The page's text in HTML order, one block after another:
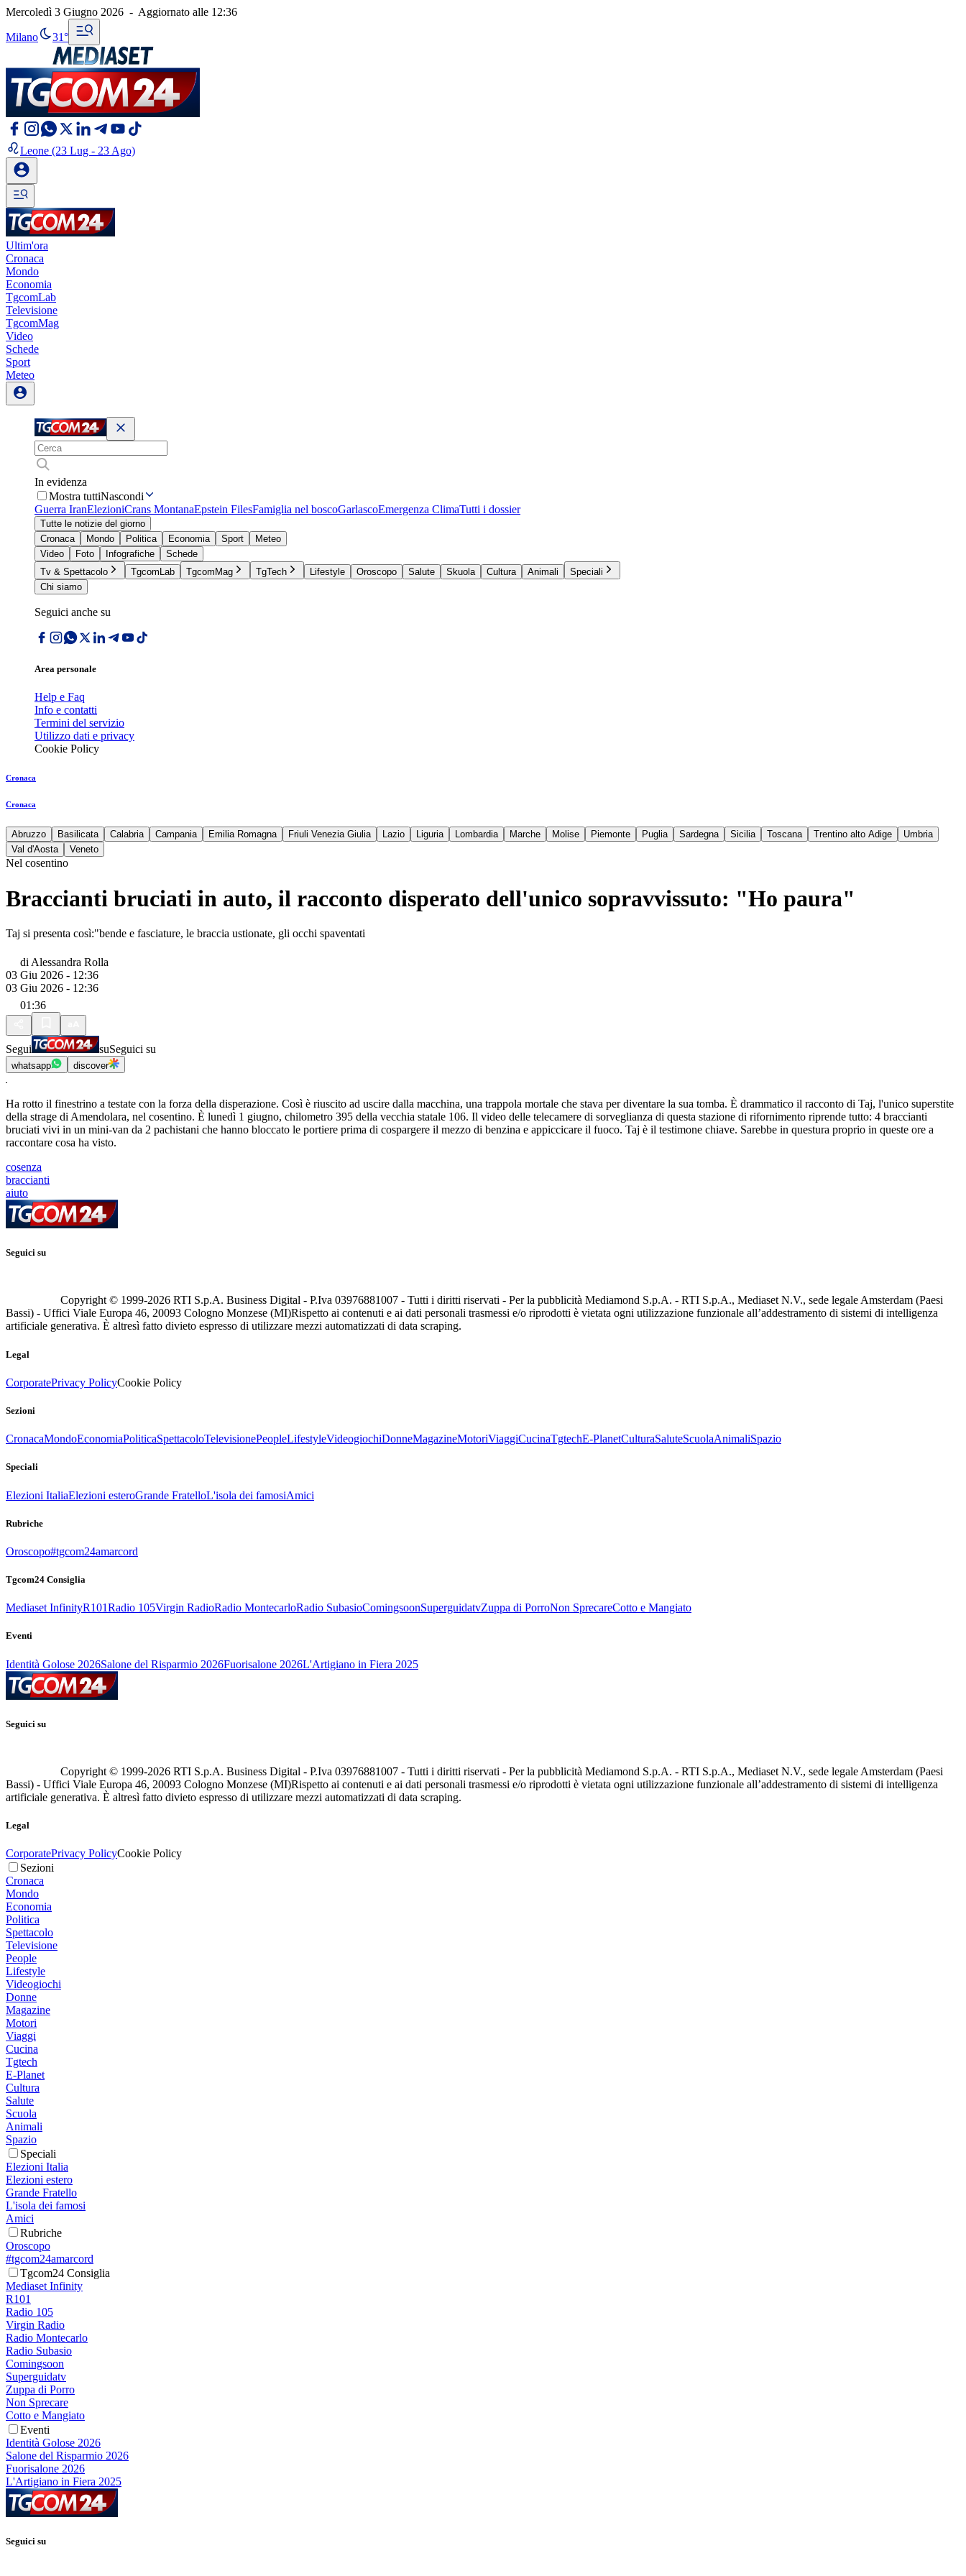
Mercoledì 3 Giugno 2026 - Aggiornato alle 12:36
Milano 31°
Leone (23 Lug - 23 Ago)
Ultim'ora
Cronaca
Mondo
Economia
TgcomLab
Televisione
TgcomMag
Video
Schede
Sport
Meteo
In evidenza
Mostra tuttiNascondi
Guerra IranElezioniCrans MontanaEpstein FilesFamiglia nel boscoGarlascoEmergenza ClimaTutti i dossier
Tutte le notizie del giorno
Cronaca
Mondo Politica Economia Sport
Meteo
Video
Foto Infografiche
Schede
Tv & Spettacolo
TgcomLab TgcomMag TgTech Lifestyle Oroscopo Salute Skuola Cultura Animali
Speciali
Chi siamo
Seguici anche su
Area personale
Help e Faq
Info e contatti
Termini del servizio
Utilizzo dati e privacy
Cookie Policy
Cronaca
Cronaca
Abruzzo Basilicata Calabria Campania Emilia Romagna Friuli Venezia Giulia Lazio Liguria Lombardia Marche Molise Piemonte Puglia Sardegna Sicilia Toscana Trentino alto Adige
Umbria
Val d'Aosta
Veneto
Nel cosentino
Braccianti bruciati in auto, il racconto disperato dell'unico sopravvissuto: "Ho paura"
Taj si presenta così:"bende e fasciature, le braccia ustionate, gli occhi spaventati
di Alessandra Rolla
03 Giu 2026 - 12:36
03 Giu 2026 - 12:36
01:36
Segui suSeguici su
whatsapp discover
Ha rotto il finestrino a testate con la forza della disperazione. Così è riuscito ad uscire dalla macchina, una trappola mortale che stava per diventare la sua tomba. È drammatico il racconto di Taj, l'unico superstite
della strage di Amendolara, nel cosentino. È lunedì 1 giugno, chilometro 395 della vecchia statale 106. Il video delle telecamere di sorveglianza di questa stazione di rifornimento riprende tutto: 4 braccianti
bruciati vivi in un mini-van da 2 pachistani che hanno bloccato le portiere prima di cospargere il mezzo di benzina e appiccicare il fuoco. Taj è il testimone chiave. Sarebbe in questura proprio in queste ore a
raccontare cosa ha visto.
cosenza
braccianti
aiuto
Seguici su
Copyright © 1999-2026 RTI S.p.A. Business Digital - P.Iva 03976881007 - Tutti i diritti riservati - Per la pubblicità Mediamond S.p.A. - RTI S.p.A., Mediaset N.V., sede legale Amsterdam (Paesi
Bassi) - Uffici Viale Europa 46, 20093 Cologno Monzese (MI)Rispetto ai contenuti e ai dati personali trasmessi e/o riprodotti è vietata ogni utilizzazione funzionale all’addestramento di sistemi di intelligenza
artificiale generativa. È altresì fatto divieto espresso di utilizzare mezzi automatizzati di data scraping.
Legal
CorporatePrivacy PolicyCookie Policy
Sezioni
CronacaMondoEconomiaPoliticaSpettacoloTelevisionePeopleLifestyleVideogiochiDonneMagazineMotoriViaggiCucinaTgtechE-PlanetCulturaSaluteScuolaAnimaliSpazio
Speciali
Elezioni ItaliaElezioni esteroGrande FratelloL'isola dei famosiAmici
Rubriche
Oroscopo#tgcom24amarcord
Tgcom24 Consiglia
Mediaset InfinityR101Radio 105Virgin RadioRadio MontecarloRadio SubasioComingsoonSuperguidatvZuppa di PorroNon SprecareCotto e Mangiato
Eventi
Identità Golose 2026Salone del Risparmio 2026Fuorisalone 2026L'Artigiano in Fiera 2025
Seguici su
Copyright © 1999-2026 RTI S.p.A. Business Digital - P.Iva 03976881007 - Tutti i diritti riservati - Per la pubblicità Mediamond S.p.A. - RTI S.p.A., Mediaset N.V., sede legale Amsterdam (Paesi
Bassi) - Uffici Viale Europa 46, 20093 Cologno Monzese (MI)Rispetto ai contenuti e ai dati personali trasmessi e/o riprodotti è vietata ogni utilizzazione funzionale all’addestramento di sistemi di intelligenza
artificiale generativa. È altresì fatto divieto espresso di utilizzare mezzi automatizzati di data scraping.
Legal
CorporatePrivacy PolicyCookie Policy
Sezioni
Cronaca
Mondo
Economia
Politica
Spettacolo
Televisione
People
Lifestyle
Videogiochi
Donne
Magazine
Motori
Viaggi
Cucina
Tgtech
E-Planet
Cultura
Salute
Scuola
Animali
Spazio
Speciali
Elezioni Italia
Elezioni estero
Grande Fratello
L'isola dei famosi
Amici
Rubriche
Oroscopo
#tgcom24amarcord
Tgcom24 Consiglia
Mediaset Infinity
R101
Radio 105
Virgin Radio
Radio Montecarlo
Radio Subasio
Comingsoon
Superguidatv
Zuppa di Porro
Non Sprecare
Cotto e Mangiato
Eventi
Identità Golose 2026
Salone del Risparmio 2026
Fuorisalone 2026
L'Artigiano in Fiera 2025
Seguici su